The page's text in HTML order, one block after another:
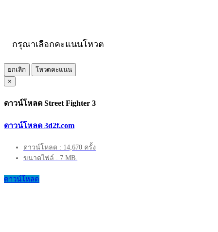
กรุณาเลือกคะแนนโหวต
ยกเลิก
โหวตคะแนน
×
ดาวน์โหลด Street Fighter 3
ดาวน์โหลด 3d2f.com
ดาวน์โหลด : 14,670 ครั้ง
ขนาดไฟล์ : 7 MB.
ดาวน์โหลด